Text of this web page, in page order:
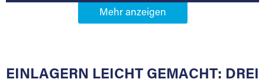
Werden Sie Extraraum Partner in
EINLAGERN LEICHT GEMACHT: DREI